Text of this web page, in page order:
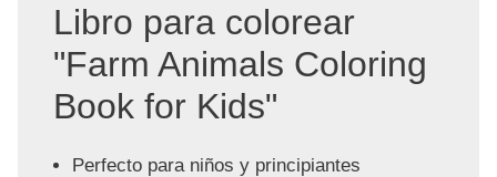
Libro para colorear
"Farm Animals Coloring
Book for Kids"
Perfecto para niños y principiantes